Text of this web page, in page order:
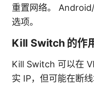
重置网络。
选项。
Kill Switch 的作
Kill Switch 可以在
实 IP，但可能在断